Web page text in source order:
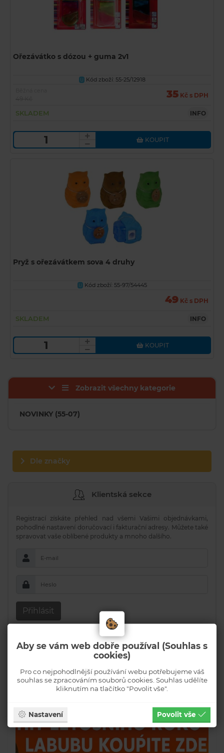
Aby se vám web dobře používal (Souhlas s
cookies)
Pro co nejpohodlnější používání webu potřebujeme váš
souhlas se zpracováním souborů cookies. Souhlas udělíte
kliknutím na tlačítko "Povolit vše".
Nastavení Povolit vše
Ořezávátko s dózou + guma 2v1
U Kód zboží: 55-25/12918
35 Kč s DPH
SKLADEM INFO
KOUPIT
Pryž s ořezávátkem sova 4 druhy
U Kód zboží: 55-97/54445
49 Kč s DPH
SKLADEM INFO
KOUPIT
Zobrazit všechny kategorie
NOVINKY (55-07)
Dle značky
Klientská sekce
Registrací získáte přehled nad všemi Vašimi objednávkami,
pohodlné nastavení doručovací i fakturační adresy. Můžete také
spravovat vaše oblíbené produkty a mnoho dalšího.
E-mail
Heslo
Přihlásit
Registrovat
Registrovat jako Velkoobchod